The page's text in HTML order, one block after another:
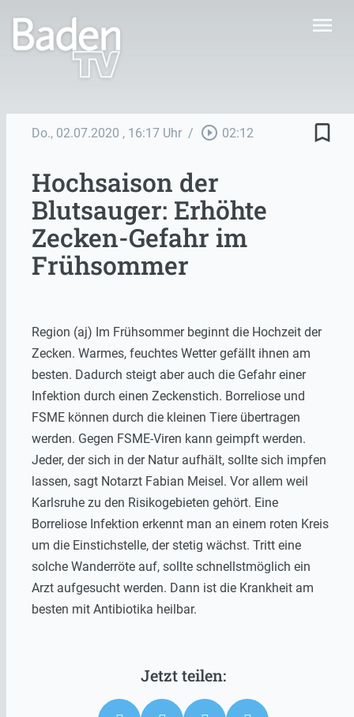
menu
Do., 02.07.2020 , 16:17 Uhr / play_circle_outline 02:12 bookmark_border
Hochsaison der
Blutsauger: Erhöhte
Zecken-Gefahr im
Frühsommer
Region (aj) Im Frühsommer beginnt die Hochzeit der
Zecken. Warmes, feuchtes Wetter gefällt ihnen am
besten. Dadurch steigt aber auch die Gefahr einer
Infektion durch einen Zeckenstich. Borreliose und
FSME können durch die kleinen Tiere übertragen
werden. Gegen FSME-Viren kann geimpft werden.
Jeder, der sich in der Natur aufhält, sollte sich impfen
lassen, sagt Notarzt Fabian Meisel. Vor allem weil
Karlsruhe zu den Risikogebieten gehört. Eine
Borreliose Infektion erkennt man an einem roten Kreis
um die Einstichstelle, der stetig wächst. Tritt eine
solche Wanderröte auf, sollte schnellstmöglich ein
Arzt aufgesucht werden. Dann ist die Krankheit am
besten mit Antibiotika heilbar.